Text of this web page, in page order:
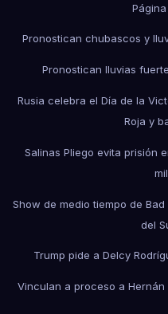
Pronostican chubascos y
Pronostican lluvias
Rusia celebra el Día de la
Roja y
Salinas Pliego evita prisión
Show de medio tiempo de
del
Trump pide a Delcy
Vinculan a proceso a Hernán